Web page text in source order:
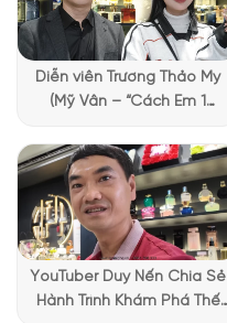
Diễn viên Trương Thảo My
(Mỹ Vân – “Cách Em 1
chia sẻ trải nghiệm chọn
nước hoa đầy thú vị
YouTuber Duy Nến Chia Sẻ
Hành Trình Khám Phá Thế